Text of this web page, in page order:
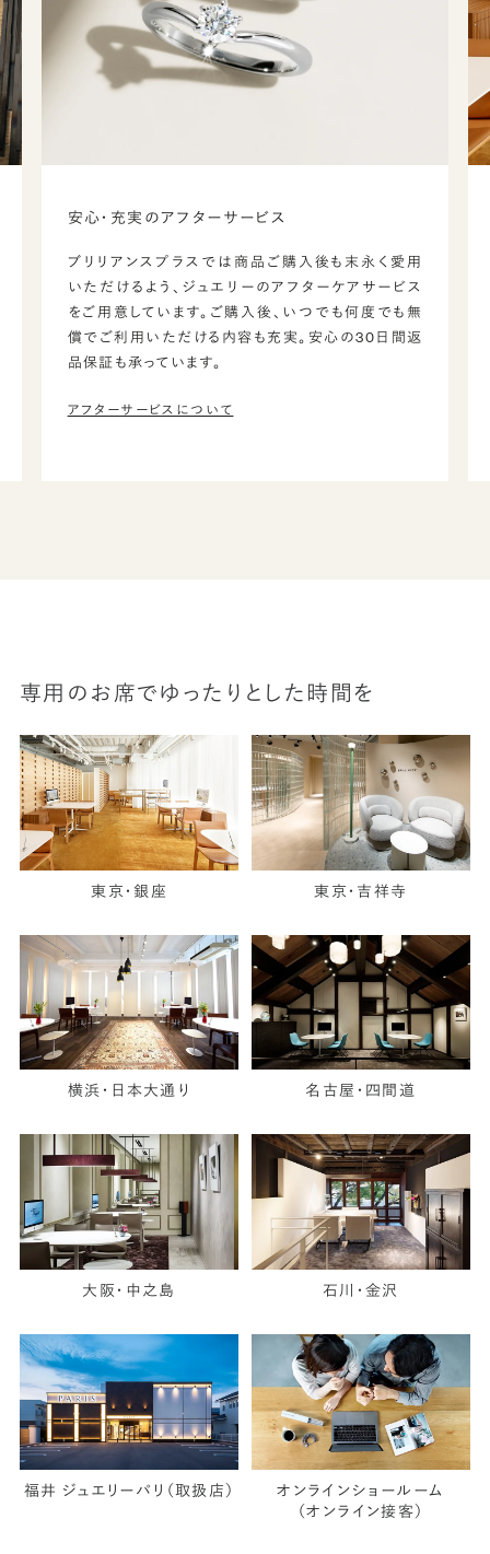
安心・充実のアフターサービス
ブリリアンスプラスでは商品ご購入後も末永く愛用
いただけるよう、ジュエリーのアフターケアサービス
をご用意しています。ご購入後、いつでも何度でも無
償でご利用いただける内容も充実。安心の30日間返
品保証も承っています。
アフターサービスについて
専用のお席でゆったりとした時間を
東京・銀座 東京・吉祥寺
横浜・日本大通り 名古屋・四間道
大阪・中之島 石川・金沢
福井 ジュエリーパリ（取扱店）
オンラインショールーム
（オンライン接客）